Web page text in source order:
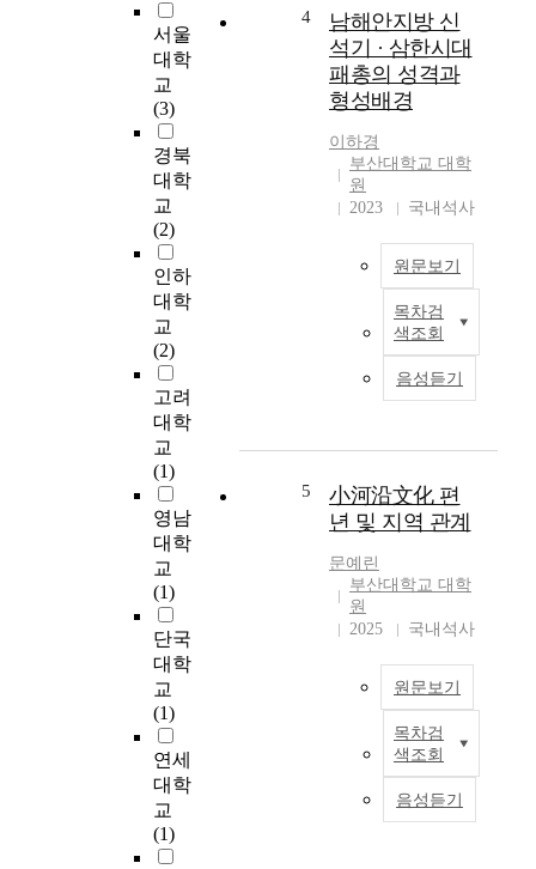
서울
대학
교
(3)
경북
대학
교
(2)
인하
대학
교
(2)
고려
대학
교
(1)
영남
대학
교
(1)
단국
대학
교
(1)
연세
대학
교
(1)
r
환경을 살펴 보았다.
그리고 70년대 이후
발굴성과에 기초해서
요동반도를 크게 대련
지구와 단동지구로 나
누고, 집자리, 질그릇,
생산도구를 중심으로
신석기시대 살림살이
를 살펴보고자 하였다.
게 세 시기로 구분하여
살펴보았다. 전기
(8000-6000 BP)에는
연환경 하에서 농사짓
기, 물고기 잡이, 조개
BP)에는 전기의 여러
경제행위와 함께 집짐
타난다. 단동지구의 경
우 중기 전신세 해침의
영향으로 물고기잡이
의 비중이 높아던 것으
로 나타난다. 이 시기
질그릇과 생산도구는
그 종류가 다양해지고
모양이나 만들기에서
도 일정한 발전이 있었
던 것으로 보인다. 후
기(5000-4000 BP)에는
중기의 경제행위가 계
applique pottery and
the micro blade culture
with the excavation of
the over 10,000 year-
old archaic ceramics
near the Amur River.
The Neolithic culture
of the Amur River
began to get attentions
generally known by
A.P. Derebianko. It is
classified into the
midstream-and the
Gromatuha culture,
and Osinoozera
culture. The
downstream-culture
includes Osipovka
culture with archaic
pottery, newly
culture, Malyshevo
culture, Kondon
culture and
Boznesenovka culture.
There have been 13
explorations of Suchu
Island located on the
4
남해안지방 신
석기 · 삼한시대
패총의 성격과
형성배경
이하경
부산대학교 대학
원
2023
국내석사
원문보기
목차검
색조회
음성듣기
5
小河沿文化 편
년 및 지역 관계
문예린
부산대학교 대학
원
2025
국내석사
원문보기
목차검
색조회
음성듣기